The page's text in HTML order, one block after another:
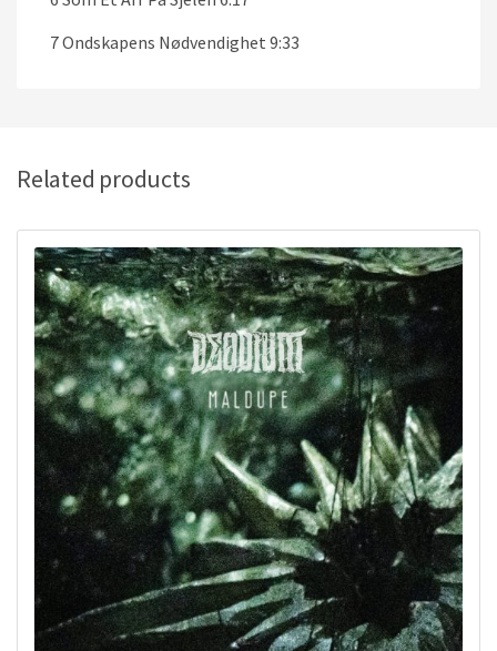
7 Ondskapens Nødvendighet 9:33
Related products